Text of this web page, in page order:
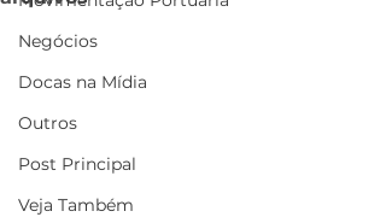
Negócios
Docas na Mídia
Outros
Post Principal
Veja Também